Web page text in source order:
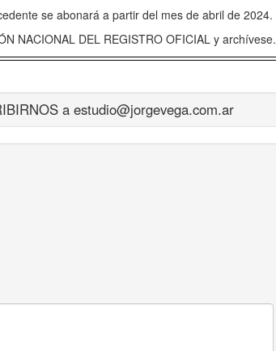
se abonará a partir del mes de abril de 2024.
NACIONAL DEL REGISTRO OFICIAL y archívese.
a estudio@jorgevega.com.ar